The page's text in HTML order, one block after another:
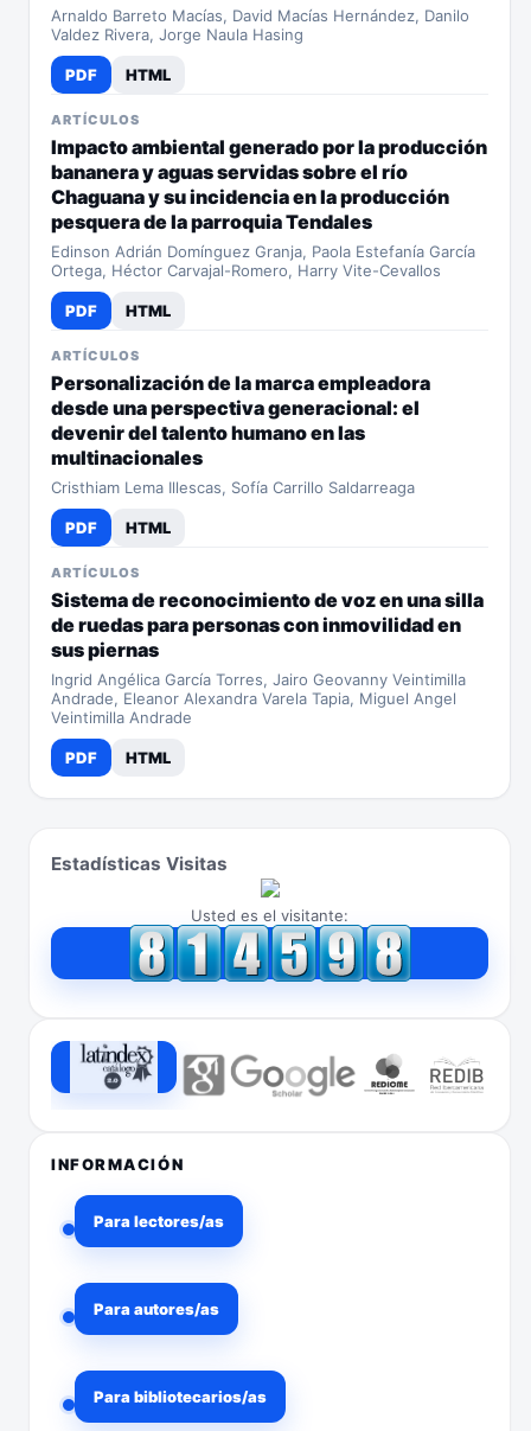
Estadísticas Visitas
Usted es el visitante:
INFORMACIÓN
Para lectores/as
Para autores/as
Para bibliotecarios/as
Arnaldo Barreto Macías, David Macías Hernández, Danilo
Valdez Rivera, Jorge Naula Hasing
PDF HTML
ARTÍCULOS
Impacto ambiental generado por la producción
bananera y aguas servidas sobre el río
Chaguana y su incidencia en la producción
pesquera de la parroquia Tendales
Edinson Adrián Domínguez Granja, Paola Estefanía García
Ortega, Héctor Carvajal-Romero, Harry Vite-Cevallos
PDF HTML
ARTÍCULOS
Personalización de la marca empleadora
desde una perspectiva generacional: el
devenir del talento humano en las
multinacionales
Cristhiam Lema Illescas, Sofía Carrillo Saldarreaga
PDF HTML
ARTÍCULOS
Sistema de reconocimiento de voz en una silla
de ruedas para personas con inmovilidad en
sus piernas
Ingrid Angélica García Torres, Jairo Geovanny Veintimilla
Andrade, Eleanor Alexandra Varela Tapia, Miguel Angel
Veintimilla Andrade
PDF HTML